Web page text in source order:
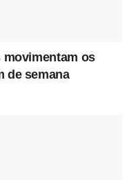
movimentam os
de semana